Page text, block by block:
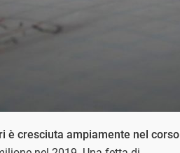
è cresciuta ampiamente nel corso